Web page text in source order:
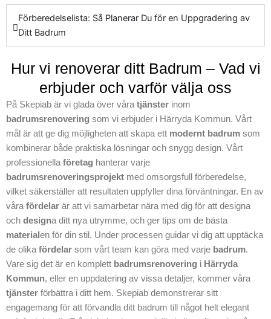
nya badrum att
möta dina
förväntningar,
tveka inte att ta
Vi ser fram emot
att hjälpa dig
genom hela
projektet från start
till slut och ge nytt
liv åt ditt badrum till
din badrumsdröm.
Kontakta Skepiab
idag för mer
information och
planering av din
badrumsrenoverin
g i Härryda
Kommun.
Förberedelselista: Så Planerar Du för en Uppgradering av
Ditt Badrum
Hur vi renoverar ditt Badrum – Vad vi
erbjuder och varför välja oss
På Skepiab är vi glada över våra tjänster inom
badrumsrenovering som vi erbjuder i Härryda Kommun. Vårt
mål är att ge dig möjligheten att skapa ett modernt badrum som
kombinerar både praktiska lösningar och snygg design. Vårt
professionella företag hanterar varje
badrumsrenoveringsprojekt med omsorgsfull förberedelse,
vilket säkerställer att resultaten uppfyller dina förväntningar. En av
våra fördelar är att vi samarbetar nära med dig för att designa
och designa ditt nya utrymme, och ger tips om de bästa
materialen för din stil. Under processen guidar vi dig att upptäcka
de olika fördelar som vårt team kan göra med varje badrum.
Vare sig det är en komplett badrumsrenovering i Härryda
Kommun, eller en uppdatering av vissa detaljer, kommer våra
tjänster förbättra i ditt hem. Skepiab demonstrerar sitt
engagemang för att förvandla ditt badrum till något helt elegant